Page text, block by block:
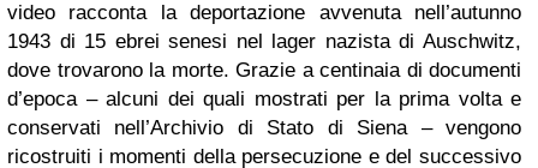
video racconta la deportazione avvenuta nell’autunno
1943 di 15 ebrei senesi nel lager nazista di Auschwitz,
dove trovarono la morte. Grazie a centinaia di documenti
d’epoca – alcuni dei quali mostrati per la prima volta e
conservati nell’Archivio di Stato di Siena – vengono
ricostruiti i momenti della persecuzione e del successivo